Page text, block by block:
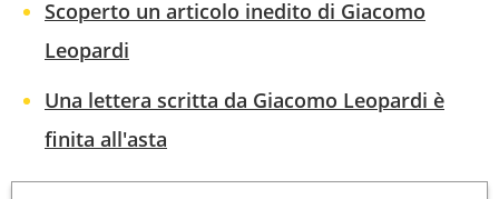
Scoperto un articolo inedito di Giacomo
Leopardi
Una lettera scritta da Giacomo Leopardi è
finita all'asta